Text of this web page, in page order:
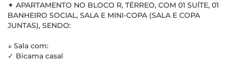
✦ APARTAMENTO NO BLOCO R, TÉRREO, COM 01 SUÍTE, 01
BANHEIRO SOCIAL, SALA E MINI-COPA (SALA E COPA
JUNTAS), SENDO:
↓ Sala com:
✓ Bicama casal